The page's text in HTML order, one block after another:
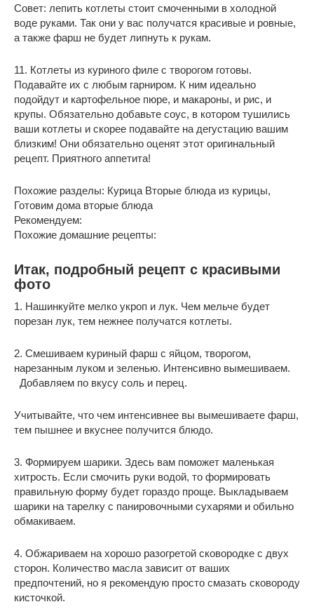
Совет: лепить котлеты стоит смоченными в холодной
воде руками. Так они у вас получатся красивые и ровные,
а также фарш не будет липнуть к рукам.
11. Котлеты из куриного филе с творогом готовы.
Подавайте их с любым гарниром. К ним идеально
подойдут и картофельное пюре, и макароны, и рис, и
крупы. Обязательно добавьте соус, в котором тушились
ваши котлеты и скорее подавайте на дегустацию вашим
близким! Они обязательно оценят этот оригинальный
рецепт. Приятного аппетита!
Похожие разделы: Курица Вторые блюда из курицы,
Готовим дома вторые блюда
Рекомендуем:
Похожие домашние рецепты:
Итак, подробный рецепт с красивыми
фото
1. Нашинкуйте мелко укроп и лук. Чем мельче будет
порезан лук, тем нежнее получатся котлеты.
2. Смешиваем куриный фарш с яйцом, творогом,
нарезанным луком и зеленью. Интенсивно вымешиваем.
Добавляем по вкусу соль и перец.
Учитывайте, что чем интенсивнее вы вымешиваете фарш,
тем пышнее и вкуснее получится блюдо.
3. Формируем шарики. Здесь вам поможет маленькая
хитрость. Если смочить руки водой, то формировать
правильную форму будет гораздо проще. Выкладываем
шарики на тарелку с панировочными сухарями и обильно
обмакиваем.
4. Обжариваем на хорошо разогретой сковородке с двух
сторон. Количество масла зависит от ваших
предпочтений, но я рекомендую просто смазать сковороду
кисточкой.